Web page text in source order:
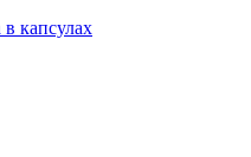
капсулах